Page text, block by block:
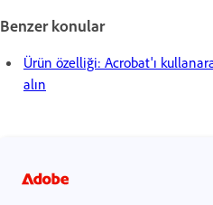
Benzer konular
Ürün özelliği: Acrobat'ı
alın